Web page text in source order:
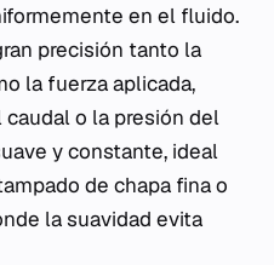
en el fluido.
precisión tanto la
la fuerza aplicada,
o la presión del
y constante, ideal
de chapa fina o
la suavidad evita